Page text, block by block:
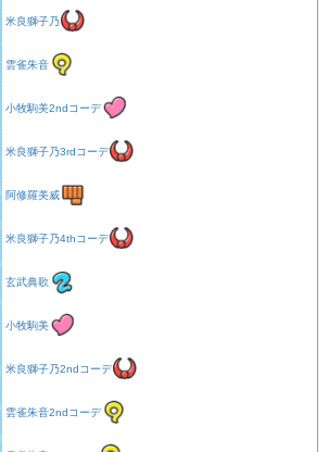
米良獅子乃
雲雀朱音
小牧駒美2ndコーデ
米良獅子乃3rdコーデ
阿修羅美威
米良獅子乃4thコーデ
玄武典歌
小牧駒美
米良獅子乃2ndコーデ
雲雀朱音2ndコーデ